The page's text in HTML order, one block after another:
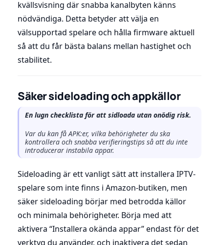
kvällsvisning där snabba kanalbyten känns
nödvändiga. Detta betyder att välja en
välsupportad spelare och hålla firmware aktuell
så att du får bästa balans mellan hastighet och
stabilitet.
Säker sideloading och appkällor
En lugn checklista för att sidloada utan onödig risk.
Var du kan få APK:er, vilka behörigheter du ska
kontrollera och snabba verifieringstips så att du inte
introducerar instabila appar.
Sideloading är ett vanligt sätt att installera IPTV-
spelare som inte finns i Amazon-butiken, men
säker sideloading börjar med betrodda källor
och minimala behörigheter. Börja med att
aktivera “Installera okända appar” endast för det
verktyg du använder, och inaktivera det sedan